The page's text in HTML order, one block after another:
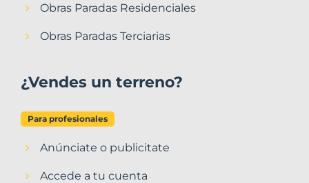
Obras Paradas Residenciales
Obras Paradas Terciarias
¿Vendes un terreno?
Para profesionales
Anúnciate o publicitate
Accede a tu cuenta